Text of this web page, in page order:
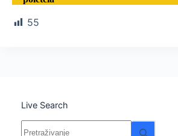
55
Live Search
Nema